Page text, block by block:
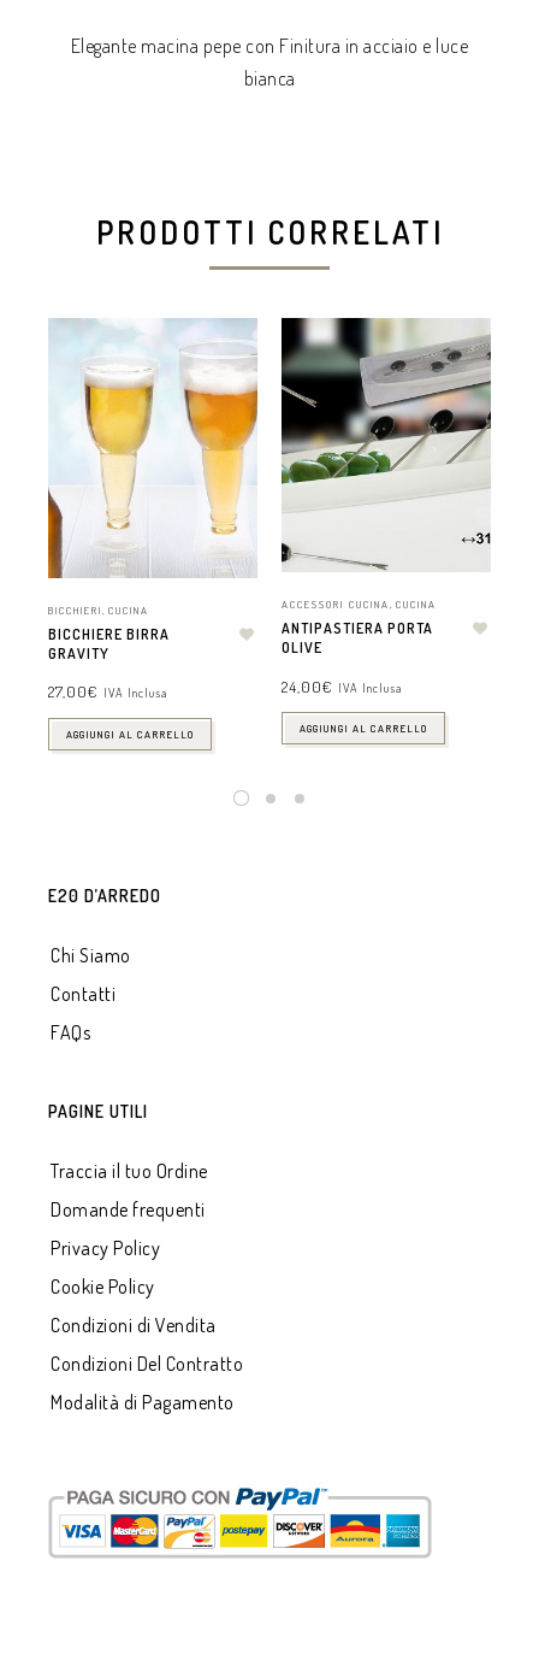
Elegante macina pepe con Finitura in acciaio e luce
bianca
PRODOTTI CORRELATI
BICCHIERI CUCINA
BICCHIERE BIRRA
GRAVITY
27,00€ IVA Inclusa
AGGIUNGI AL CARRELLO
ACCESSORI CUCINA CUCINA
ANTIPASTIERA PORTA
OLIVE
24,00€ IVA Inclusa
AGGIUNGI AL CARRELLO
E20 D’ARREDO
Chi Siamo
Contatti
FAQs
PAGINE UTILI
Traccia il tuo Ordine
Domande frequenti
Privacy Policy
Cookie Policy
Condizioni di Vendita
Condizioni Del Contratto
Modalità di Pagamento